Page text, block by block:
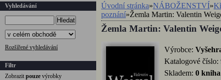
Vyhledávání
Hledat
Rozšířené vyhledávání
Filtr
Zobrazit pouze výrobky
Úvodní stránka»NÁBOŽENSTVÍ»
poznání»Žemla Martin: Valentin
Žemla Martin: Valentin
Výrobce:
Katalogové číslo:
Skladem: 0 kniha